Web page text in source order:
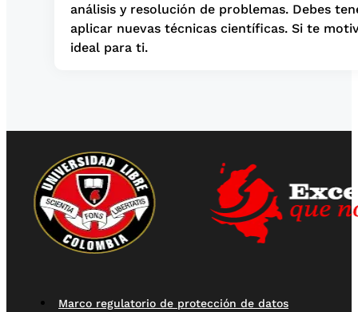
análisis y resolución de problemas. Debes
aplicar nuevas técnicas científicas. Si te
ideal para ti.
Marco regulatorio de protección de datos